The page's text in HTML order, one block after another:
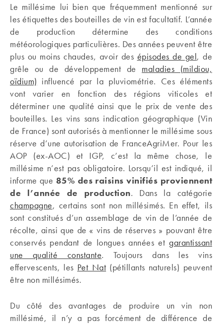
Le millésime lui bien que fréquemment mentionné sur
les étiquettes des bouteilles de vin est facultatif. L’année
de production détermine des conditions
météorologiques particulières. Des années peuvent être
plus ou moins chaudes, avoir des épisodes de gel, de
grêle ou de développement de maladies (mildiou,
oïdium) influencé par la pluviométrie. Ces éléments
vont varier en fonction des régions viticoles et
déterminer une qualité ainsi que le prix de vente des
bouteilles. Les vins sans indication géographique (Vin
de France) sont autorisés à mentionner le millésime sous
réserve d’une autorisation de FranceAgriMer. Pour les
AOP (ex-AOC) et IGP, c’est la même chose, le
millésime n’est pas obligatoire. Lorsqu’il est indiqué, il
informe que 85% des raisins vinifiés proviennent
de l’année de production. Dans la catégorie
champagne, certains sont non millésimés. En effet, ils
sont constitués d’un assemblage de vin de l’année de
récolte, ainsi que de « vins de réserves » pouvant être
conservés pendant de longues années et garantissant
une qualité constante. Toujours dans les vins
effervescents, les Pet Nat (pétillants naturels) peuvent
être non millésimés.
Du côté des avantages de produire un vin non
millésimé, il n’y a pas forcément de différence de